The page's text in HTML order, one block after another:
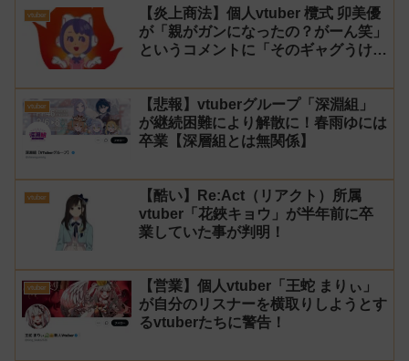
vtuber
【炎上商法】個人vtuber 欖式 卯美優
が「親がガンになったの？がーん笑」
というコメントに「そのギャグうけ
はオススメしないと投稿し叩かれる
vtuber
【悲報】vtuberグループ「深淵組」
が継続困難により解散に！春雨ゆには
卒業【深層組とは無関係】
vtuber
【酷い】Re:Act（リアクト）所属
vtuber「花鋏キョウ」が半年前に卒
業していた事が判明！
vtuber
【営業】個人vtuber「王蛇 まりぃ」
が自分のリスナーを横取りしようとす
るvtuberたちに警告！